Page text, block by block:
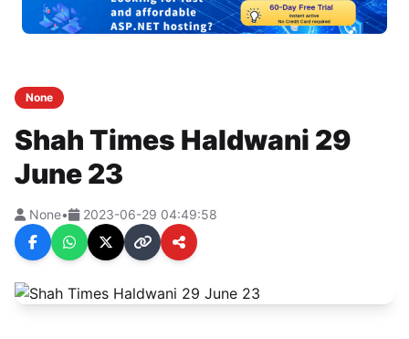
None
Shah Times Haldwani 29
June 23
None• 2023-06-29 04:49:58